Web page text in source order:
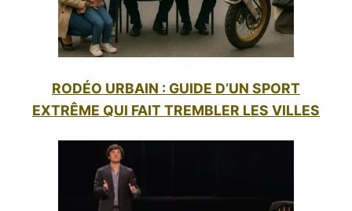
RODÉO URBAIN : GUIDE D’UN SPORT
EXTRÊME QUI FAIT TREMBLER LES VILLES